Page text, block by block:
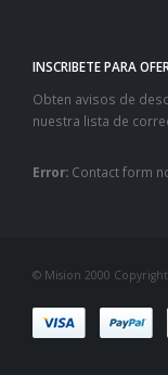
INSCRIBETE PARA
Obten avisos de
nuestra lista de
Error: Contact form
© Mision 2000